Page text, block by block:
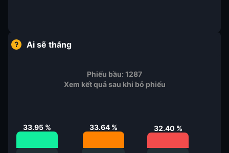
Ai sẽ thắng
Phiếu bầu: 1287
Xem kết quả sau khi bỏ phiếu
33.95 % 33.64% 32.40 %